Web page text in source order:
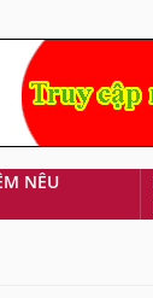
NÊU